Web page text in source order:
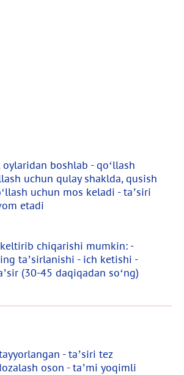
boshlab - qo‘llash
uchun qulay shaklda, qusish
uchun mos keladi - ta’siri
etadi
chiqarishi mumkin: -
ta’sirlanishi - ich ketishi -
(30-45 daqiqadan so‘ng)
- ta’siri tez
oson - ta’mi yoqimli